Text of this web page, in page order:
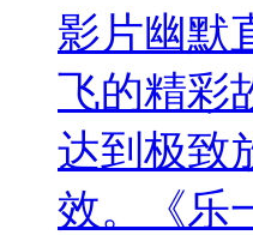
影片幽默
飞的精彩
达到极致
效。《乐